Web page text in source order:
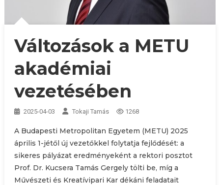
Változások a METU
akadémiai
vezetésében
2025-04-03 Tokaji Tamás 1268
A Budapesti Metropolitan Egyetem (METU) 2025
április 1-jétől új vezetőkkel folytatja fejlődését: a
sikeres pályázat eredményeként a rektori posztot
Prof. Dr. Kucsera Tamás Gergely tölti be, míg a
Művészeti és Kreatívipari Kar dékáni feladatait